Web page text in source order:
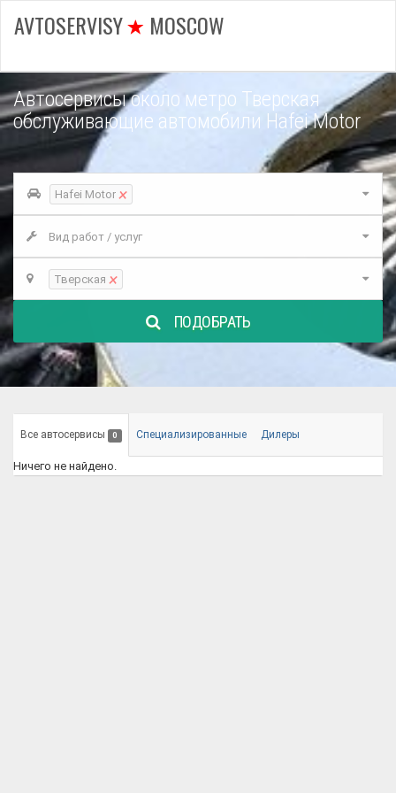
AVTOSERVISY MOSCOW
Автосервисы около метро Тверская
обслуживающие автомобили Hafei Motor
Hafei Motor ×
Вид работ / услуг
Тверская ×
ПОДОБРАТЬ
Все автосервисы 0 Специализированные Дилеры
Ничего не найдено.